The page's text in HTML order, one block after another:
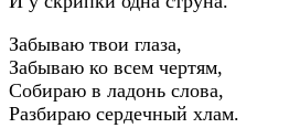
Забываю твои глаза,
Забываю ко всем чертям,
Собираю в ладонь слова,
Разбираю сердечный хлам.